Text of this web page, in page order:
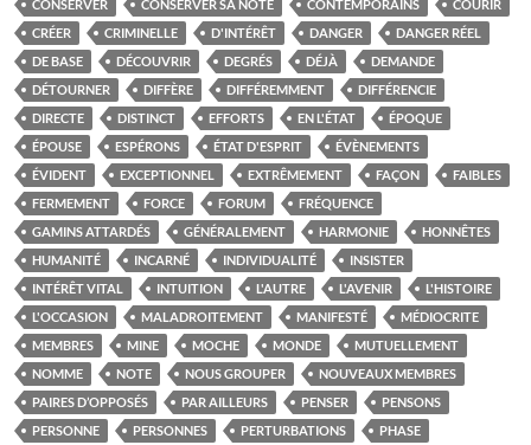
CONSERVER CONSERVER SA NOTE CONTEMPORAINS
COURIR
CRÉER
CRIMINELLE D'INTÉRÊT DANGER
DANGER RÉEL
DE BASE
DÉCOUVRIR DEGRÉS DÉJÀ
DEMANDE
DÉTOURNER
DIFFÈRE DIFFÉREMMENT
DIFFÉRENCIE
DIRECTE
DISTINCT EFFORTS EN L'ÉTAT
ÉPOQUE
ÉPOUSE
ESPÉRONS ÉTAT D'ESPRIT
ÉVÈNEMENTS
ÉVIDENT
EXCEPTIONNEL EXTRÊMEMENT FAÇON
FAIBLES
FERMEMENT
FORCE FORUM
FRÉQUENCE
GAMINS ATTARDÉS
GÉNÉRALEMENT HARMONIE
HONNÊTES
HUMANITÉ
INCARNÉ INDIVIDUALITÉ
INSISTER
INTÉRÊT VITAL
INTUITION L'AUTRE L'AVENIR
L'HISTOIRE
L'OCCASION
MALADROITEMENT MANIFESTÉ
MÉDIOCRITE
MEMBRES
MINE MOCHE MONDE
MUTUELLEMENT
NOMME
NOTE NOUS GROUPER
NOUVEAUX MEMBRES
PAIRES D’OPPOSÉS
PAR AILLEURS PENSER
PENSONS
PERSONNE
PERSONNES PERTURBATIONS
PHASE